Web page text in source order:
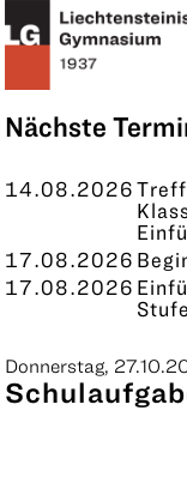
Nächste
14.08.2026
17.08.2026
17.08.2026
Stufe
KONTAKT
Donnerstag,